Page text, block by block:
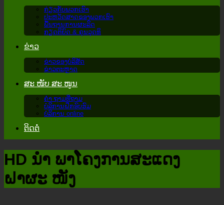
ກ່ຽວ​ກັບ​ພວກ​ເຮົາ
ປະຫວັດສາດຂອງພວກເຮົາ
ພື້ນຖານການຜະລິດ
ກຽດຕິຍົດ & ຄຸນວຸດທິ
ຂ່າວ
ຂ່າວຂອງບໍລິສັດ
ຂ່າວຕະຫຼາດ
ສະ ໜັບ ສະ ໜູນ
ຄຳ ຖາມທີ່ຖາມ
ບໍລິການຝຶກອົບຮົມ
ບໍລິການ online
ຕິດຕໍ່
HD ນຳ ພາໂຄງການສະແດງ
ຝາຜະ ໜັງ